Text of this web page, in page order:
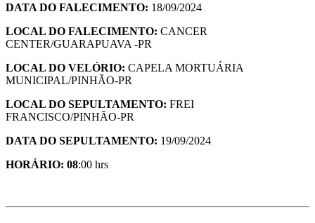
DATA DO FALECIMENTO: 18/09/2024
LOCAL DO FALECIMENTO: CANCER
CENTER/GUARAPUAVA -PR
LOCAL DO VELÓRIO: CAPELA MORTUÁRIA
MUNICIPAL/PINHÃO-PR
LOCAL DO SEPULTAMENTO: FREI
FRANCISCO/PINHÃO-PR
DATA DO SEPULTAMENTO: 19/09/2024
HORÁRIO: 08:00 hrs